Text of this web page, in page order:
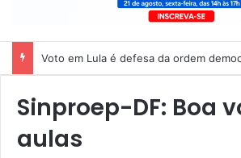
Voto em Lula é defesa da ordem
Sinproep-DF: Boa
aulas